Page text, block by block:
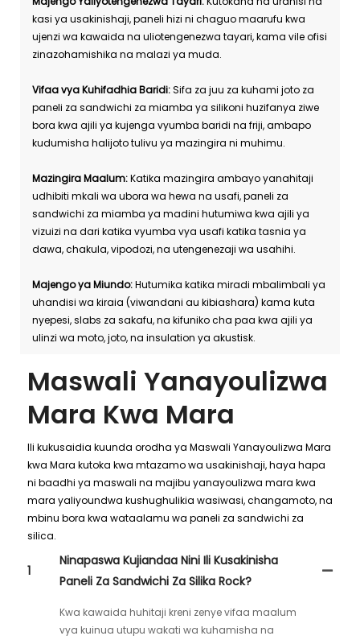
kasi ya usakinishaji, paneli hizi ni chaguo maarufu kwa
ujenzi wa kawaida na uliotengenezwa tayari, kama vile ofisi
zinazohamishika na malazi ya muda.
Vifaa vya Kuhifadhia Baridi:Sifa za juu za kuhami joto za
paneli za sandwichi za miamba ya silikoni huzifanya ziwe
bora kwa ajili ya kujenga vyumba baridi na friji, ambapo
kudumisha halijoto tulivu ya mazingira ni muhimu.
Mazingira Maalum:Katika mazingira ambayo yanahitaji
udhibiti mkali wa ubora wa hewa na usafi, paneli za
sandwichi za miamba ya madini hutumiwa kwa ajili ya
vizuizi na dari katika vyumba vya usafi katika tasnia ya
dawa, chakula, vipodozi, na utengenezaji wa usahihi.
Majengo ya Miundo:Hutumika katika miradi mbalimbali ya
uhandisi wa kiraia (viwandani au kibiashara) kama kuta
nyepesi, slabs za sakafu, na kifuniko cha paa kwa ajili ya
ulinzi wa moto, joto, na insulation ya akustisk.
Maswali Yanayoulizwa
Mara Kwa Mara
Ili kukusaidia kuunda orodha ya Maswali Yanayoulizwa Mara
kwa Mara kutoka kwa mtazamo wa usakinishaji, haya hapa
ni baadhi ya maswali na majibu yanayoulizwa mara kwa
mara yaliyoundwa kushughulikia wasiwasi, changamoto, na
mbinu bora kwa wataalamu wa paneli za sandwichi za
silica.
1
Ninapaswa Kujiandaa Nini Ili Kusakinisha
Paneli Za Sandwichi Za Silika Rock?
Kwa kawaida huhitaji kreni zenye vifaa maalum
vya kuinua utupu wakati wa kuhamisha na